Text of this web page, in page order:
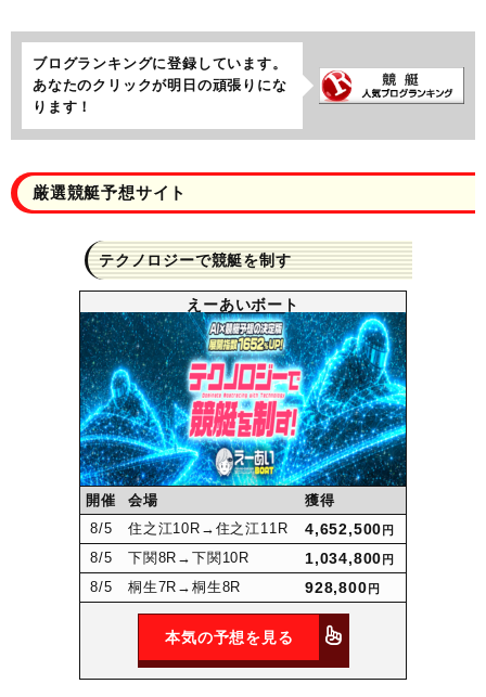
ブログランキングに登録しています。
あなたのクリックが明日の頑張りにな
ります！
厳選競艇予想サイト
テクノロジーで競艇を制す
えーあいボート
開催 会場
獲得
8/5 住之江10R →住之江11R 4,652,500 円
8/5 下関8R →下関10R 1,034,800 円
8/5 桐生7R →桐生8R 928,800 円
本気の予想を見る